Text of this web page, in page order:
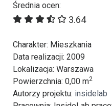
Średnia ocen:
3.64
Charakter: Mieszkania
Data realizacji: 2009
Lokalizacja: Warszawa
Powierzchnia: 0,00 m2
Autorzy projektu: insidelab